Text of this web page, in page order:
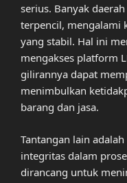
serius. Banyak
terpencil, mengalami
yang stabil. Hal ini
mengakses platform
gilirannya dapat
menimbulkan
barang dan jasa.
Tantangan lain
integritas dalam
dirancang untuk